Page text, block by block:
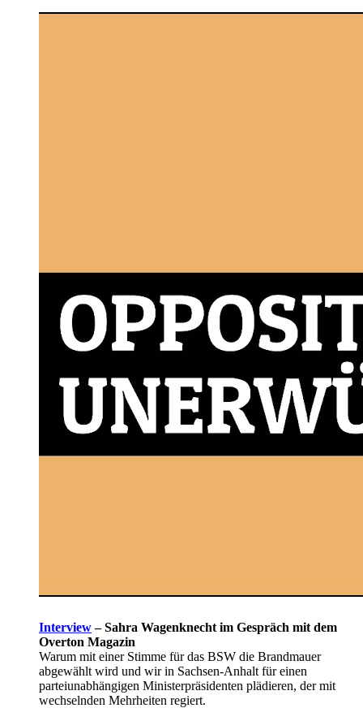
Interview– Sahra Wagenknecht im Gespräch mit dem
Overton Magazin
Warum mit einer Stimme für das BSW die Brandmauer
abgewählt wird und wir in Sachsen-Anhalt für einen
parteiunabhängigen Ministerpräsidenten plädieren, der mit
wechselnden Mehrheiten regiert.